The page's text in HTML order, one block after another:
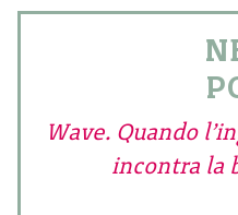
Wave. Quando
incontra la